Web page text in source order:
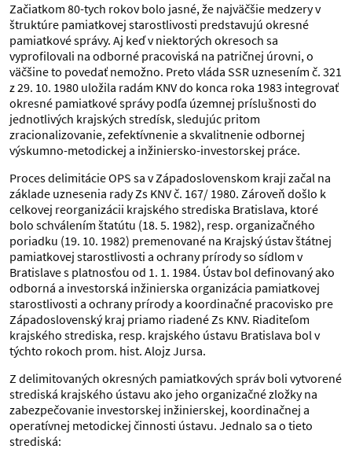
Začiatkom 80-tych rokov bolo jasné, že najväčšie medzery v
štruktúre pamiatkovej starostlivosti predstavujú okresné
pamiatkové správy. Aj keď v niektorých okresoch sa
vyprofilovali na odborné pracoviská na patričnej úrovni, o
väčšine to povedať nemožno. Preto vláda SSR uznesením č. 321
z 29. 10. 1980 uložila radám KNV do konca roka 1983 integrovať
okresné pamiatkové správy podľa územnej príslušnosti do
jednotlivých krajských stredísk, sledujúc pritom
zracionalizovanie, zefektívnenie a skvalitnenie odbornej
výskumno-metodickej a inžiniersko-investorskej práce.
Proces delimitácie OPS sa v Západoslovenskom kraji začal na
základe uznesenia rady Zs KNV č. 167/ 1980. Zároveň došlo k
celkovej reorganizácii krajského strediska Bratislava, ktoré
bolo schválením štatútu (18. 5. 1982), resp. organizačného
poriadku (19. 10. 1982) premenované na Krajský ústav štátnej
pamiatkovej starostlivosti a ochrany prírody so sídlom v
Bratislave s platnosťou od 1. 1. 1984. Ústav bol definovaný ako
odborná a investorská inžinierska organizácia pamiatkovej
starostlivosti a ochrany prírody a koordinačné pracovisko pre
Západoslovenský kraj priamo riadené Zs KNV. Riaditeľom
krajského strediska, resp. krajského ústavu Bratislava bol v
týchto rokoch prom. hist. Alojz Jursa.
Z delimitovaných okresných pamiatkových správ boli vytvorené
strediská krajského ústavu ako jeho organizačné zložky na
zabezpečovanie investorskej inžinierskej, koordinačnej a
operatívnej metodickej činnosti ústavu. Jednalo sa o tieto
strediská: